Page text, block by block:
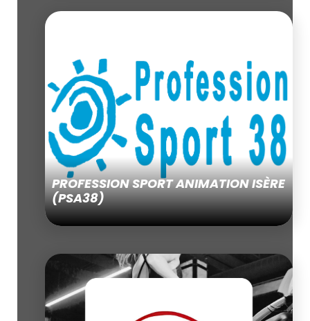
PROFESSION SPORT ANIMATION ISÈRE
(PSA38)